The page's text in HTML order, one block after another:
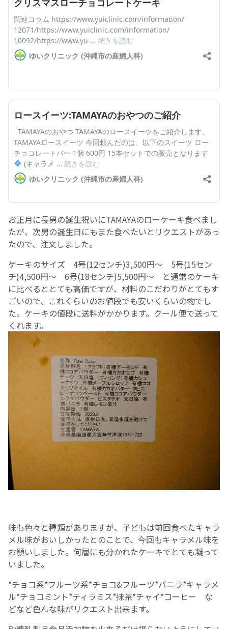
お正月に長男の誕生祝いにTAMAYAのローケーキ食べまし
たが、次男の誕生日にもまた食べたいとリクエストがあっ
たので、注文しました。
ケーキのサイズ 4号(12センチ)3,500円～ 5号(15セン
チ)4,500円～ 6号(18センチ)5,500円～ と通常のケーキ
に比べるととても高価ですが、材料のこだわりがとてもす
ごいので、これくらいのお値段でも安いくらいの物でし
た。ケーキの値段に送料がかかります。クール便で送って
くれます。
味も色々と種類がありますが、子どもは前回食べたキャラ
メル味がおいしかったとのことで、今回もキャラメル味を
お願いしました。何層にも分かれたケーキでとても凝って
いました。
*チョコ系*フルーツ系*チョコ&フルーツ*バニラ*キャラメ
ル*チョコミント*ティラミス*抹茶*チャイ*コーヒー な
どなど色んな味がリクエスト出来ます。